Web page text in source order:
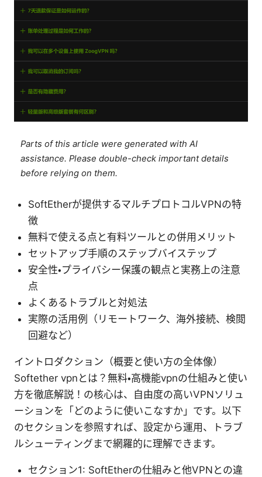
Parts of this article were generated with AI
assistance. Please double-check important details
before relying on them.
SoftEtherが提供するマルチプロトコルVPNの特
徴
無料で使える点と有料ツールとの併用メリット
セットアップ手順のステップバイステップ
安全性・プライバシー保護の観点と実務上の注意
点
よくあるトラブルと対処法
実際の活用例（リモートワーク、海外接続、検閲
回避など）
イントロダクション（概要と使い方の全体像）
Softether vpnとは？無料・高機能vpnの仕組みと使い
方を徹底解説！の核心は、自由度の高いVPNソリュ
ーションを「どのように使いこなすか」です。以下
のセクションを参照すれば、設定から運用、トラブ
ルシューティングまで網羅的に理解できます。
セクション1: SoftEtherの仕組みと他VPNとの違